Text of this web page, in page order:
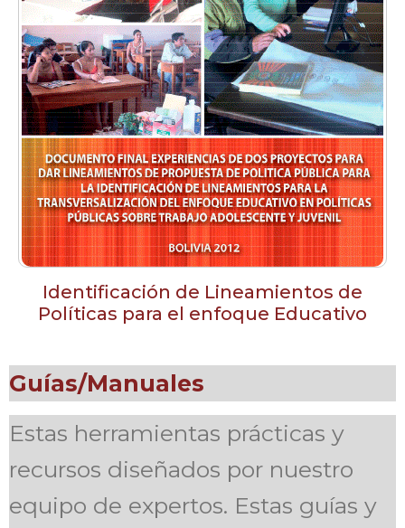
Identificación de Lineamientos de
Políticas para el enfoque Educativo
Guías/Manuales
Estas herramientas prácticas y
recursos diseñados por nuestro
equipo de expertos. Estas guías y